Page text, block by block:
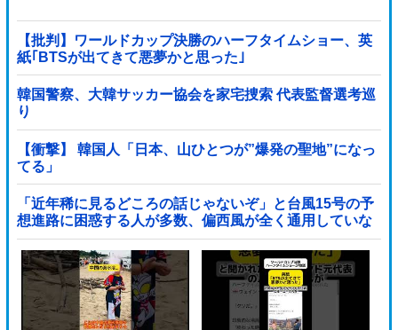
【批判】ワールドカップ決勝のハーフタイムショー、英
紙｢BTSが出てきて悪夢かと思った｣
韓国警察、大韓サッカー協会を家宅捜索 代表監督選考巡
り
【衝撃】 韓国人「日本、山ひとつが”爆発の聖地”になっ
てる」
「近年稀に見るどころの話じゃないぞ」と台風15号の予
想進路に困惑する人が多数、偏西風が全く通用していな
いんだけど……他